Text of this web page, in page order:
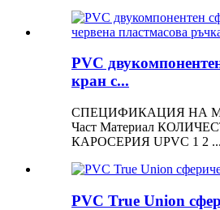
PVC
кран с...
СПЕЦИФИКАЦИЯ НА
Част Материал
КАРОСЕРИЯ UPVC 1 2 ...
PVC True Union